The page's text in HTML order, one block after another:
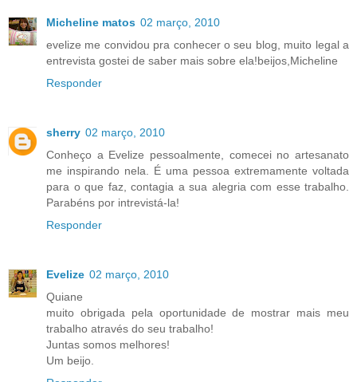
Micheline matos 02 março, 2010
evelize me convidou pra conhecer o seu blog, muito legal a
entrevista gostei de saber mais sobre ela!beijos,Micheline
Responder
sherry 02 março, 2010
Conheço a Evelize pessoalmente, comecei no artesanato
me inspirando nela. É uma pessoa extremamente voltada
para o que faz, contagia a sua alegria com esse trabalho.
Parabéns por intrevistá-la!
Responder
Evelize 02 março, 2010
Quiane
muito obrigada pela oportunidade de mostrar mais meu
trabalho através do seu trabalho!
Juntas somos melhores!
Um beijo.